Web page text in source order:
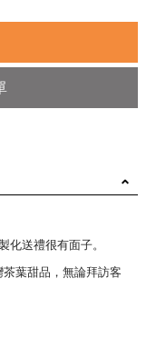
化送禮很有面子。
葉甜品，無論拜訪客